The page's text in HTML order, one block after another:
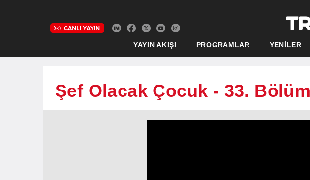
YAYIN AKIŞI PROGRAMLAR YENİLER
Şef Olacak Çocuk - 33. Bölüm